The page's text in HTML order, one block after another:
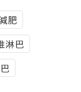
肥
淋巴